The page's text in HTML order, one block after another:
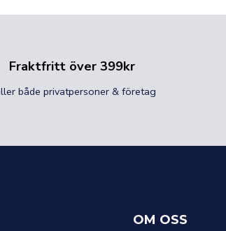
Fraktfritt över 399kr
både privatpersoner & företag
OM OSS